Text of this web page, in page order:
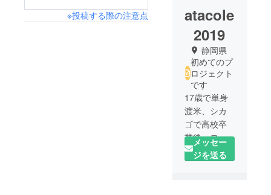
※投稿する際の注意点
atacole
2019
静岡県
初めてのプ
ロジェクト
です
17歳で単身
渡米、シカ
ゴで高校卒
業後、ロサ
ンゼルスの
美大にて
メッセー
ジを送る